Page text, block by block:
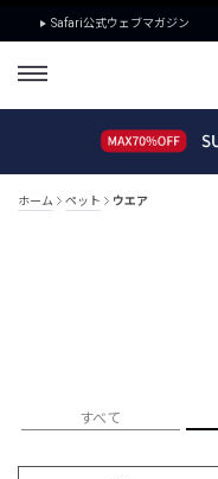
Safari公式ウェブマガジン
ホーム ペット ウエア
すべて